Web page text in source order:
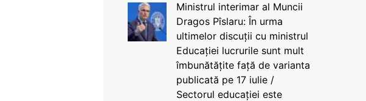
Ministrul interimar al Muncii
Dragos Pîslaru: În urma
ultimelor discuții cu ministrul
Educației lucrurile sunt mult
îmbunătățite față de varianta
publicată pe 17 iulie /
Sectorul educației este